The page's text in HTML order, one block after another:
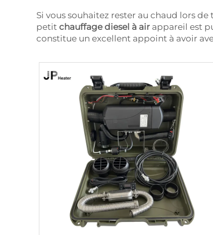
Si vous souhaitez rester au chaud lors
petit chauffage diesel à air appareil est
constitue un excellent appoint à avoir